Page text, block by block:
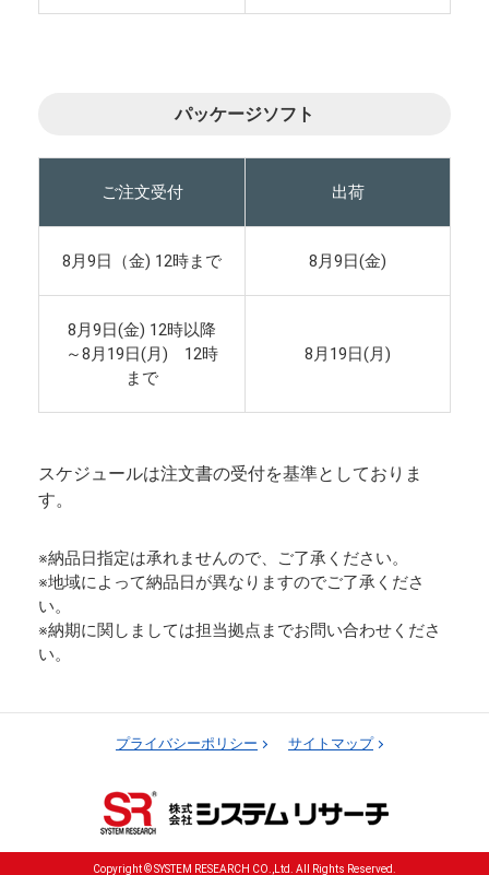
パッケージソフト
ご注文受付 出荷
8月9日（金) 12時まで 8月9日(金)
8月9日(金) 12時以降
～8月19日(月) 12時
まで
8月19日(月)
スケジュールは注文書の受付を基準としておりま
す。
※納品日指定は承れませんので、ご了承ください。
※地域によって納品日が異なりますのでご了承くださ
い。
※納期に関しましては担当拠点までお問い合わせくださ
い。
プライバシーポリシー サイトマップ
Copyright © SYSTEM RESEARCH CO.,Ltd. All Rights Reserved.